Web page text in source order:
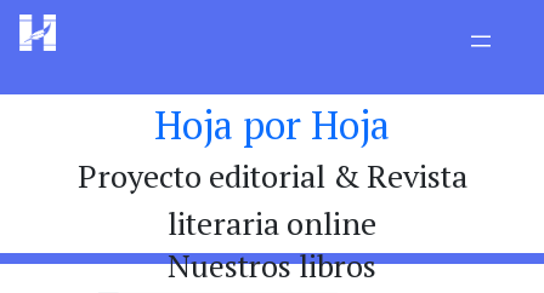
Hoja por Hoja
Proyecto editorial & Revista
literaria online
Nuestros libros